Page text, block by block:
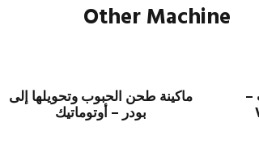
Other Machine
ماكينة طحن الحبوب وتحويلها إلى
بودر – أوتوماتيك
–